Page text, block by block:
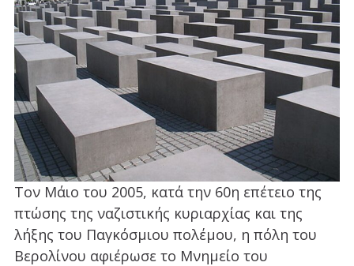
Τον Μάιο του 2005, κατά την 60η επέτειο της
πτώσης της ναζιστικής κυριαρχίας και της
λήξης του Παγκόσμιου πολέμου, η πόλη του
Βερολίνου αφιέρωσε το Μνημείο του